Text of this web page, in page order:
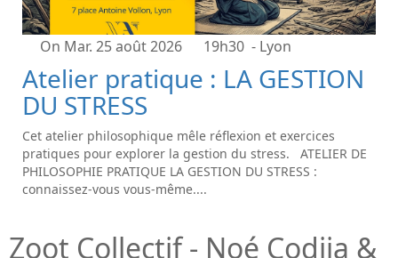
On Mar. 25 août 2026 19h30 - Lyon
Atelier pratique : LA GESTION
DU STRESS
Cet atelier philosophique mêle réflexion et exercices
pratiques pour explorer la gestion du stress. ATELIER DE
PHILOSOPHIE PRATIQUE LA GESTION DU STRESS :
connaissez-vous vous-même....
Zoot Collectif - Noé Codjia &